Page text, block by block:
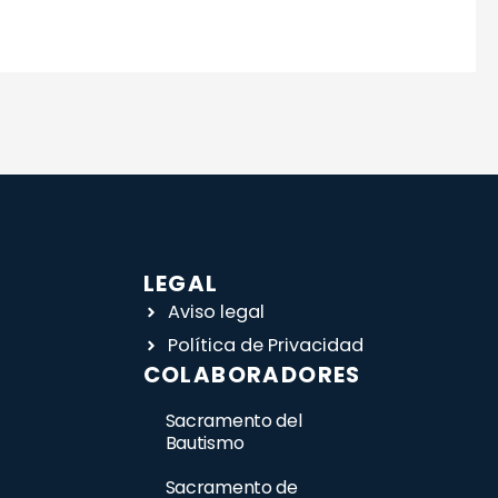
LEGAL
Aviso legal
Política de Privacidad
COLABORADORES
Sacramento del
Bautismo
Sacramento de